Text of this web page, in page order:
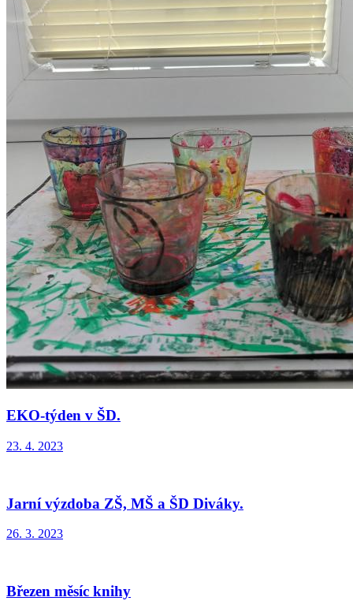
EKO-týden v ŠD.
23. 4. 2023
Jarní výzdoba ZŠ, MŠ a ŠD Diváky.
26. 3. 2023
Březen měsíc knihy